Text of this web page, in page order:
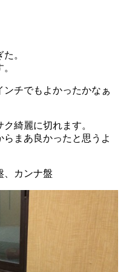
。
ンチでもよかったかなぁ
綺麗に切れます。
まあ良かったと思うよ
、カンナ盤